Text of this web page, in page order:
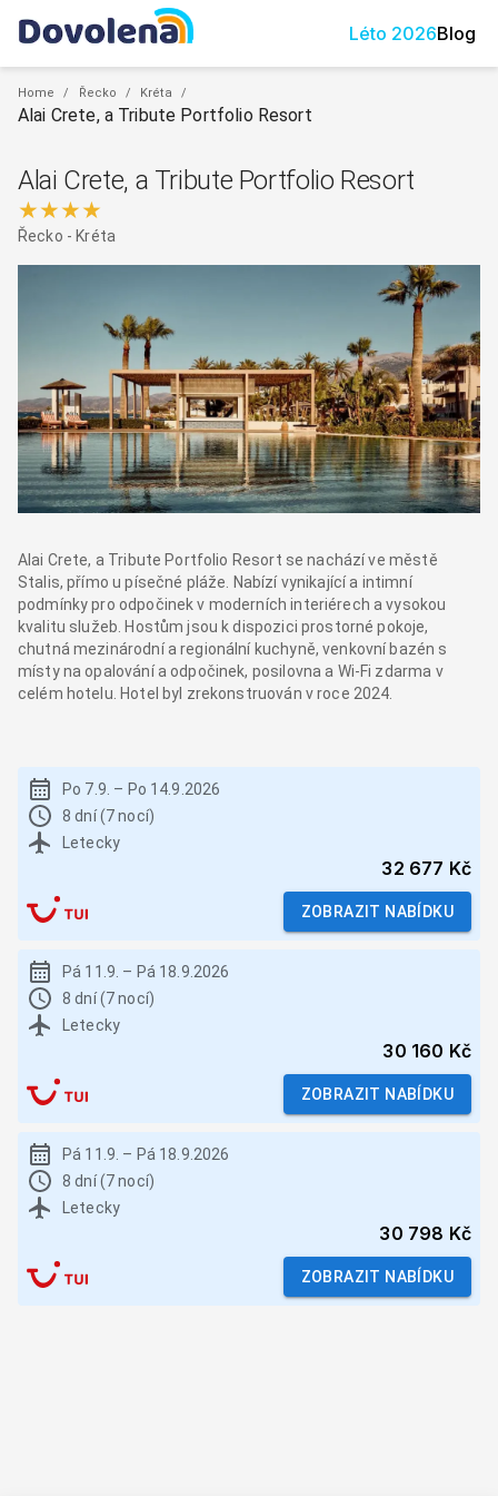
Léto 2026Blog
Home / Řecko / Kréta /
Alai Crete, a Tribute Portfolio Resort
Alai Crete, a Tribute Portfolio Resort
★★★★
Řecko - Kréta
Alai Crete, a Tribute Portfolio Resort se nachází ve městě
Stalis, přímo u písečné pláže. Nabízí vynikající a intimní
podmínky pro odpočinek v moderních interiérech a vysokou
kvalitu služeb. Hostům jsou k dispozici prostorné pokoje,
chutná mezinárodní a regionální kuchyně, venkovní bazén s
místy na opalování a odpočinek, posilovna a Wi-Fi zdarma v
celém hotelu. Hotel byl zrekonstruován v roce 2024.
Po 7.9. – Po 14.9.2026
8 dní (7 nocí)
Letecky
32 677 Kč
ZOBRAZIT NABÍDKU
Pá 11.9. – Pá 18.9.2026
8 dní (7 nocí)
Letecky
30 160 Kč
ZOBRAZIT NABÍDKU
Pá 11.9. – Pá 18.9.2026
8 dní (7 nocí)
Letecky
30 798 Kč
ZOBRAZIT NABÍDKU